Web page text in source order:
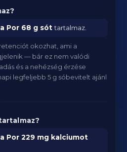
Por 68 g sóttartalmaz.
okozhat, ami a
— bár ez nem valódi
és a nehézség érzése
legfeljebb 5 g sóbevitelt ajánl
Por 229 mg kalciumot